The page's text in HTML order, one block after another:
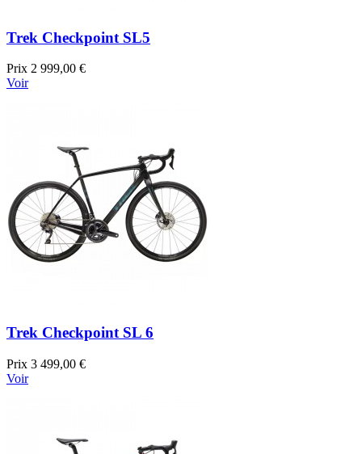
Trek Checkpoint SL5
Prix 2 999,00 €
Voir
Trek Checkpoint SL 6
Prix 3 499,00 €
Voir